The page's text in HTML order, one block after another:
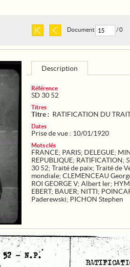
Document / 0
Description
Référence
SD 30 52
Titres
Titre : RATIFICATION DU
Dates
Prise de vue : 10/01/1920
Mots clés
FRANCE; PARIS; DELEGUE;
REPUBLIQUE; RATIFICATION;
30 52; Traité de paix; Traité de
mondiale; CLEMENCEAU
ROI GEORGE V; Albert Ier;
EBERT; BAUER; NITTI;
Paderewski; PICHON Stephen